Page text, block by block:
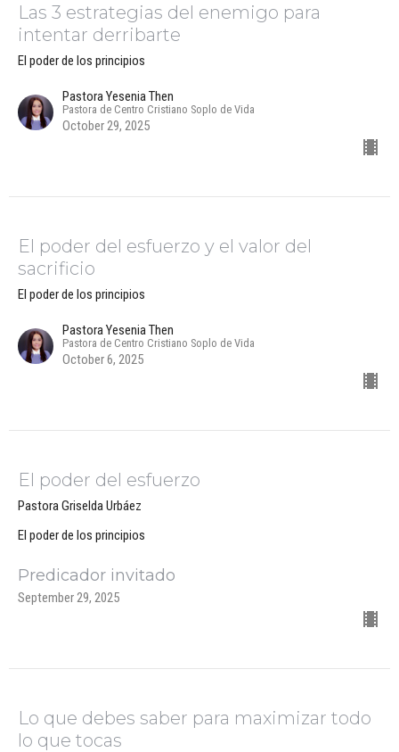
Las 3 estrategias del enemigo para
intentar derribarte
El poder de los principios
Pastora Yesenia Then
Pastora de Centro Cristiano Soplo de Vida
October 29, 2025
El poder del esfuerzo y el valor del
sacrificio
El poder de los principios
Pastora Yesenia Then
Pastora de Centro Cristiano Soplo de Vida
October 6, 2025
El poder del esfuerzo
Pastora Griselda Urbáez
El poder de los principios
Predicador invitado
September 29, 2025
Lo que debes saber para maximizar todo
lo que tocas